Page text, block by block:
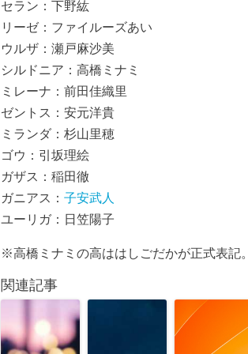
セラン：下野紘
リーゼ：ファイルーズあい
ウルザ：瀬戸麻沙美
シルドニア：高橋ミナミ
ミレーナ：前田佳織里
ゼントス：安元洋貴
ミランダ：杉山里穂
ゴウ：引坂理絵
ガザス：稲田徹
ガニアス： 子安武人
ユーリガ：日笠陽子
※高橋ミナミの高ははしごだかが正式表記
関連記事